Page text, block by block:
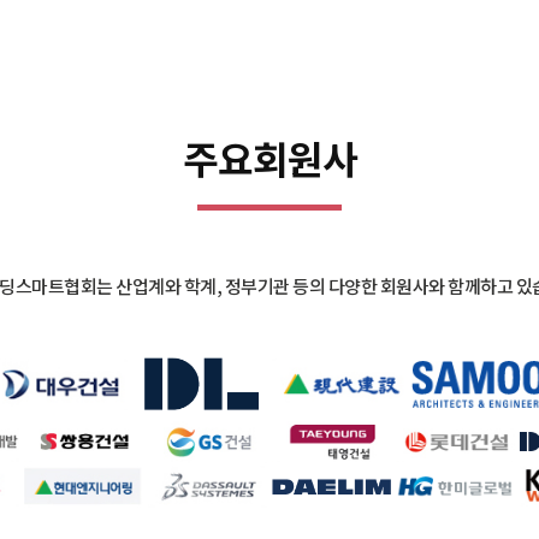
주요회원사
스마트협회는 산업계와 학계, 정부기관 등의 다양한 회원사와 함께하고 있